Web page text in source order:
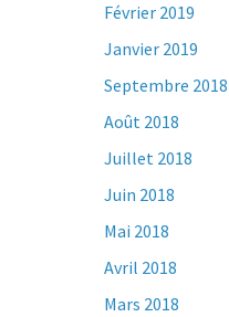
Février 2019
Janvier 2019
Septembre 2018
Août 2018
Juillet 2018
Juin 2018
Mai 2018
Avril 2018
Mars 2018